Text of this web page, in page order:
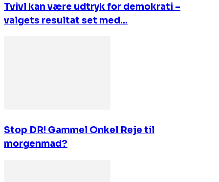
Tvivl kan være udtryk for demokrati –
valgets resultat set med...
Stop DR! Gammel Onkel Reje til
morgenmad?